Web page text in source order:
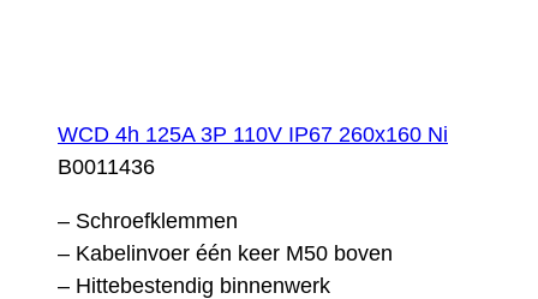
WCD 4h 125A 3P 110V IP67 260x160 Ni
B0011436
– Schroefklemmen
– Kabelinvoer één keer M50 boven
– Hittebestendig binnenwerk